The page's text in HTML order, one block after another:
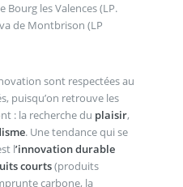
Bourg les Valences (LP.
de Montbrison (LP
sont respectées au
puisqu’on retrouve les
: la recherche du plaisir,
. Une tendance qui se
l’innovation durable
courts(produits
carbone, la